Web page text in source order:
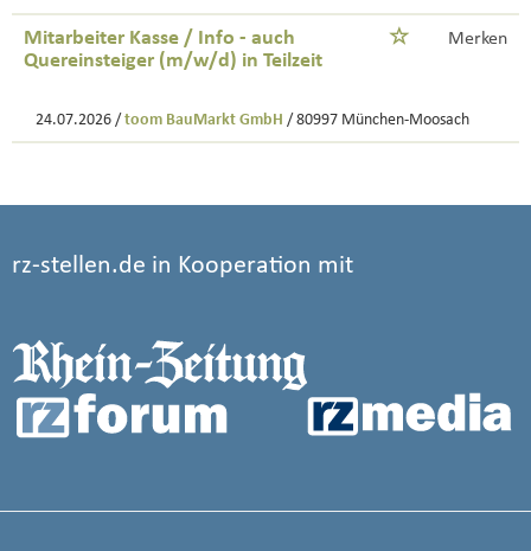
Mitarbeiter Kasse / Info - auch
Quereinsteiger (m/w/d) in Teilzeit
Merken
24.07.2026 / toom BauMarkt GmbH / 80997 München-Moosach
rz-stellen.de in Kooperation mit